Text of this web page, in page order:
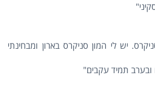
יש לי המון סניקרס בארון ומבחינתי
ובערב תמיד עקבים"